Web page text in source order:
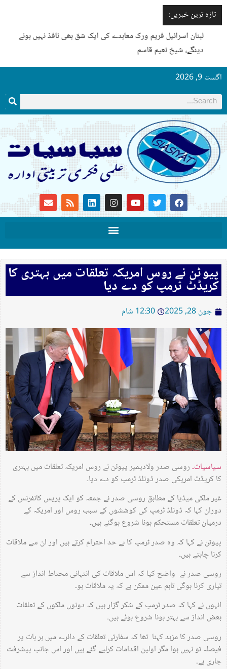
تازہ ترین خبریں:
لبنان اسرائیل فریم ورک معاہدے کی ایک شق بھی نافذ نہیں ہونے
دینگے، شیخ نعیم قاسم
اگست 9, 2026
پیوٹن نے روس امریکہ تعلقات میں بہتری کا
کریڈٹ ٹرمپ کو دے دیا
جون 28, 2025 12:30 شام
سیاسیات۔روسی صدر ولادیمیر پیوٹن نے روس امریکہ تعلقات میں بہتری
کا کریڈٹ امریکی صدر ڈونلڈ ٹرمپ کو دے دیا۔
غیر ملکی میڈیا کے مطابق روسی صدر نے جمعہ کو ایک پریس کانفرنس کے
دوران کہا کہ ڈونلڈ ٹرمپ کی کوششوں کے سبب روس اور امریکہ کے
درمیان تعلقات مستحکم ہونا شروع ہوگئے ہیں۔
پیوٹن نے کہا کہ وہ صدر ٹرمپ کا بے حد احترام کرتے ہیں اور ان سے ملاقات
کرنا چاہتے ہیں۔
روسی صدر نے واضح کیا کہ اس ملاقات کی انتہائی محتاط انداز سے
تیاری کرنا ہوگی تاہم عین ممکن ہے کہ یہ ملاقات ہو۔
انہوں نے کہا کہ صدر ٹرمپ کے شکر گزار ہیں کہ دونوں ملکوں کے تعلقات
بعض انداز سے بہتر ہونا شروع ہوئے ہیں۔
روسی صدر کا مزہد کہنا تھا کہ سفارتی تعلقات کے دائرے میں ہر بات پر
فیصلہ تو نہیں ہوا مگر اولین اقدامات کرلیے گئے ہیں اور اس جانب پیشرفت
جاری ہے۔